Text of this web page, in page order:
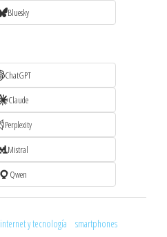
Bluesky
ChatGPT
Claude
Perplexity
Mistral
Qwen
internet y tecnología
smartphones